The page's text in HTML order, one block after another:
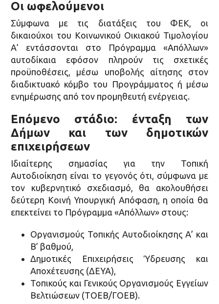
Οι ωφελούμενοι
Σύμφωνα με τις διατάξεις του ΦΕΚ, οι
δικαιούχοι του Κοινωνικού Οικιακού Τιμολογίου
Α’ εντάσσονται στο Πρόγραμμα «Απόλλων»
αυτοδίκαια εφόσον πληρούν τις σχετικές
προϋποθέσεις, μέσω υποβολής αίτησης στον
διαδικτυακό κόμβο του Προγράμματος ή μέσω
ενημέρωσης από τον προμηθευτή ενέργειας.
Επόμενο στάδιο: ένταξη των
Δήμων και των δημοτικών
επιχειρήσεων
Ιδιαίτερης σημασίας για την Τοπική
Αυτοδιοίκηση είναι το γεγονός ότι, σύμφωνα με
τον κυβερνητικό σχεδιασμό, θα ακολουθήσει
δεύτερη Κοινή Υπουργική Απόφαση, η οποία θα
επεκτείνει το Πρόγραμμα «Απόλλων» στους:
Οργανισμούς Τοπικής Αυτοδιοίκησης Α’ και
Β’ βαθμού,
Δημοτικές Επιχειρήσεις Ύδρευσης και
Αποχέτευσης (ΔΕΥΑ),
Τοπικούς και Γενικούς Οργανισμούς Εγγείων
Βελτιώσεων (ΤΟΕΒ/ΓΟΕΒ).